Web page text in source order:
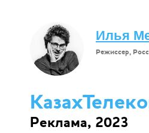
Илья
Режиссер,
Реклама, 2023